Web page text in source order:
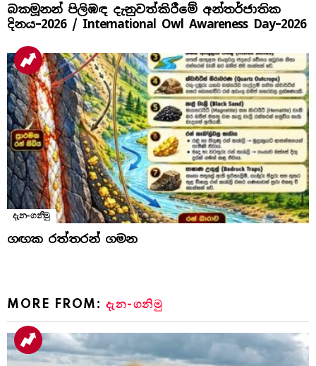
බකමූනන් පිලිඹඳ දැනුවත්කිරීමේ අන්තර්ජාතික
දිනය​–2026 / International Owl Awareness Day–2026
දැන-ගනිමු
ගඟක රත්තරන් ගමන
MORE FROM:දැන-ගනිමු